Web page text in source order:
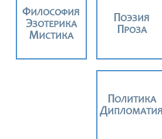
ФИЛОСОФИЯ
ЭЗОТЕРИКА
МИСТИКА
ПОЭЗИЯ
ПРОЗА
ПОЛИТИКА
ДИПЛОМАТИЯ